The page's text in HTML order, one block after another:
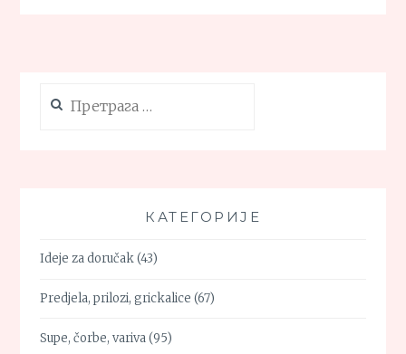
за:
КАТЕГОРИЈЕ
Ideje za doručak(43)
Predjela, prilozi, grickalice (67)
Supe, čorbe, variva(95)